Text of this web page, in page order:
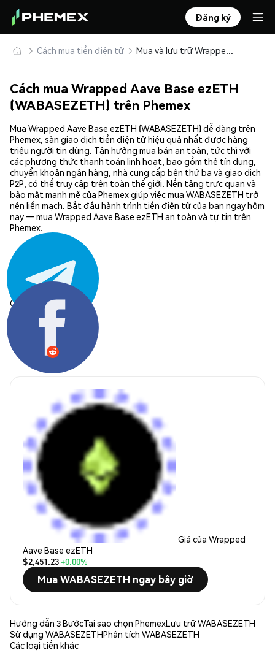
Đăng ký
Cách mua tiền điện tử Mua và lưu trữ Wrapped Aave Base ezETH (WABASEZETH) an toàn
Cách mua Wrapped Aave Base ezETH
(WABASEZETH) trên Phemex
Mua Wrapped Aave Base ezETH (WABASEZETH) dễ dàng trên
Phemex, sàn giao dịch tiền điện tử hiệu quả nhất được hàng
triệu người tin dùng. Tận hưởng mua bán an toàn, tức thì với
các phương thức thanh toán linh hoạt, bao gồm thẻ tín dụng,
chuyển khoản ngân hàng, nhà cung cấp bên thứ ba và giao dịch
P2P, có thể truy cập trên toàn thế giới. Nền tảng trực quan và
bảo mật mạnh mẽ của Phemex giúp việc mua WABASEZETH trở
nên liền mạch. Bắt đầu hành trình tiền điện tử của bạn ngay hôm
nay — mua Wrapped Aave Base ezETH an toàn và tự tin trên
Phemex.
Chia sẻ:
Giá của Wrapped
Aave Base ezETH
$2,451.23+0.00%
Mua WABASEZETH ngay bây giờ
Hướng dẫn 3 BướcTại sao chọn PhemexLưu trữ WABASEZETH
Sử dụng WABASEZETHPhân tích WABASEZETH
Các loại tiền khác